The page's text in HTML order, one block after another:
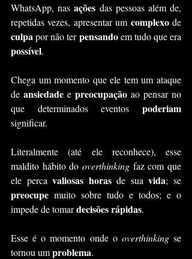
WhatsApp, nas ações das pessoas além de,
repetidas vezes, apresentar um complexo
culpa por não ter pensando
possível.
Chega um momento que ele tem um ataque
de ansiedade e preocupação ao pensar no
que determinados eventos poderiam
significar.
Literalmente (até ele reconhece), esse
maldito hábito do overthinking faz com que
ele perca valiosas horas de sua vida
preocupe muito sobre tudo e todos; e o
impede de tomar decisões rápidas.
Esse é o momento onde o overthinking se
tornou um problema.